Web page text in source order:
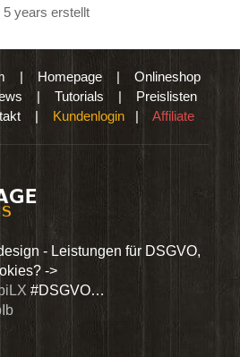
5 years erstellt
| Homepage| Onlineshop
| Tutorials | Preislisten
| Kundenlogin | Affiliate
- Leistungen für DSGVO,
->
#DSGVO…